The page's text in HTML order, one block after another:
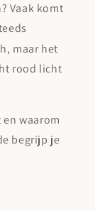
Vaak komt
maar het
rood licht
waarom
begrijp je